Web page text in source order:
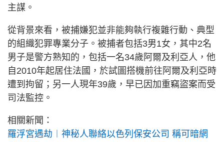
主謀。
從背景來看，被捕嫌犯並非能夠執行複雜行動、典型
的組織犯罪專業分子。被捕者包括3男1女，其中2名
男子是警方熟知的，包括一名34歲阿爾及利亞人，他
自2010年起居住法國，於試圖搭機前往阿爾及利亞時
遭到拘留；另一人現年39歲，早已因加重竊盜案而受
司法監控。
相關新聞：
羅浮宮遇劫︱神秘人聯絡以色列保安公司 稱可暗網